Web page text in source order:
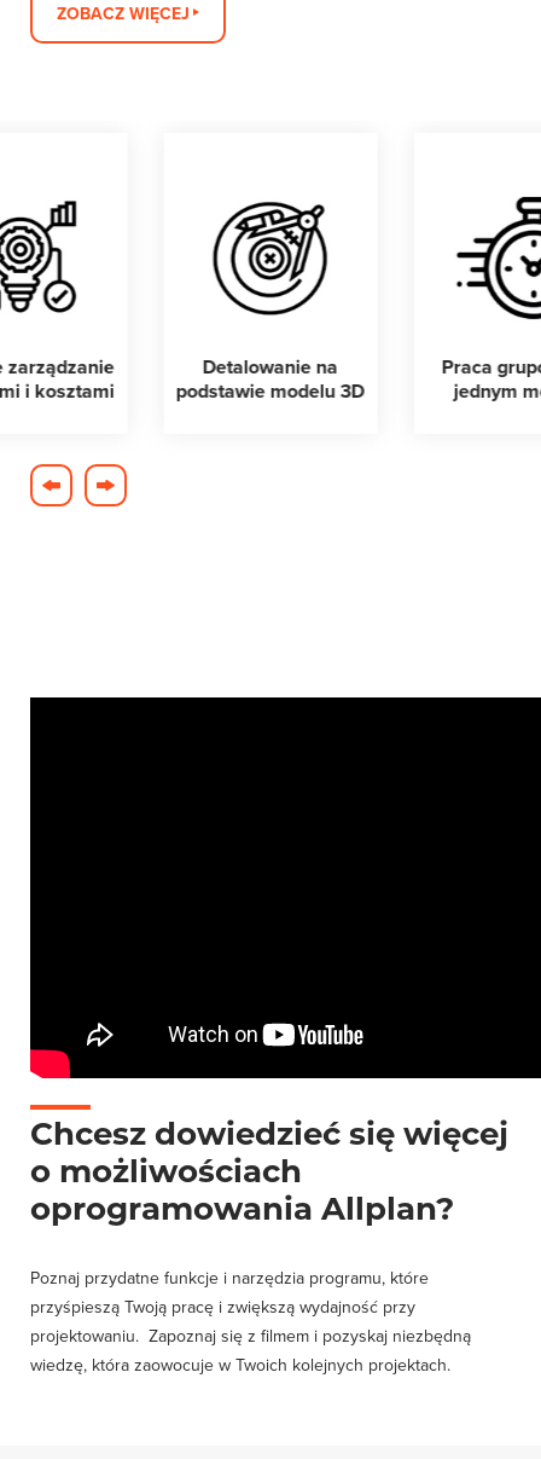
ZOBACZ WIĘCEJ
zarządzanie
i kosztami
Detalowanie na
podstawie modelu 3D
Praca
jednym
Chcesz dowiedzieć się więcej
o możliwościach
oprogramowania Allplan?
Poznaj przydatne funkcje i narzędzia programu, które
przyśpieszą Twoją pracę i zwiększą wydajność przy
projektowaniu. Zapoznaj się z filmem i pozyskaj niezbędną
wiedzę, która zaowocuje w Twoich kolejnych projektach.